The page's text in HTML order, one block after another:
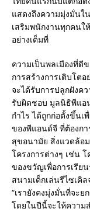
แสดงถึงความมุ่งมั่นใ
เสริมพนักงานทุกคนใ
อย่างเต็มที่
ความเป็นพลเมืองที่ดี
การสร้างการเติบโต
จะได้รับการปลูกฝังค
รับผิดชอบ มูลนิธิพีแอ
กำไร ได้ถูกก่อตั้งขึ้นเ
ของพีแอนด์จี ที่ต้องก
สุขอนามัย สิ่งแวดล้อ
โครงการต่างๆ เช่น
ของขวัญเพื่อการเรีย
สนามเด็กเล่นรีไซเคิ
“เรายังคงมุ่งมั่นที่จะ
โดยในปีนี้จะให้ความ